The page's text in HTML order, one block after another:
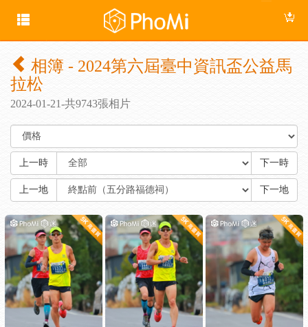
相簿 - 2024第六屆臺中資訊盃公益馬
拉松
2024-01-21-共9743張相片
上一時 下一時
上一地 下一地